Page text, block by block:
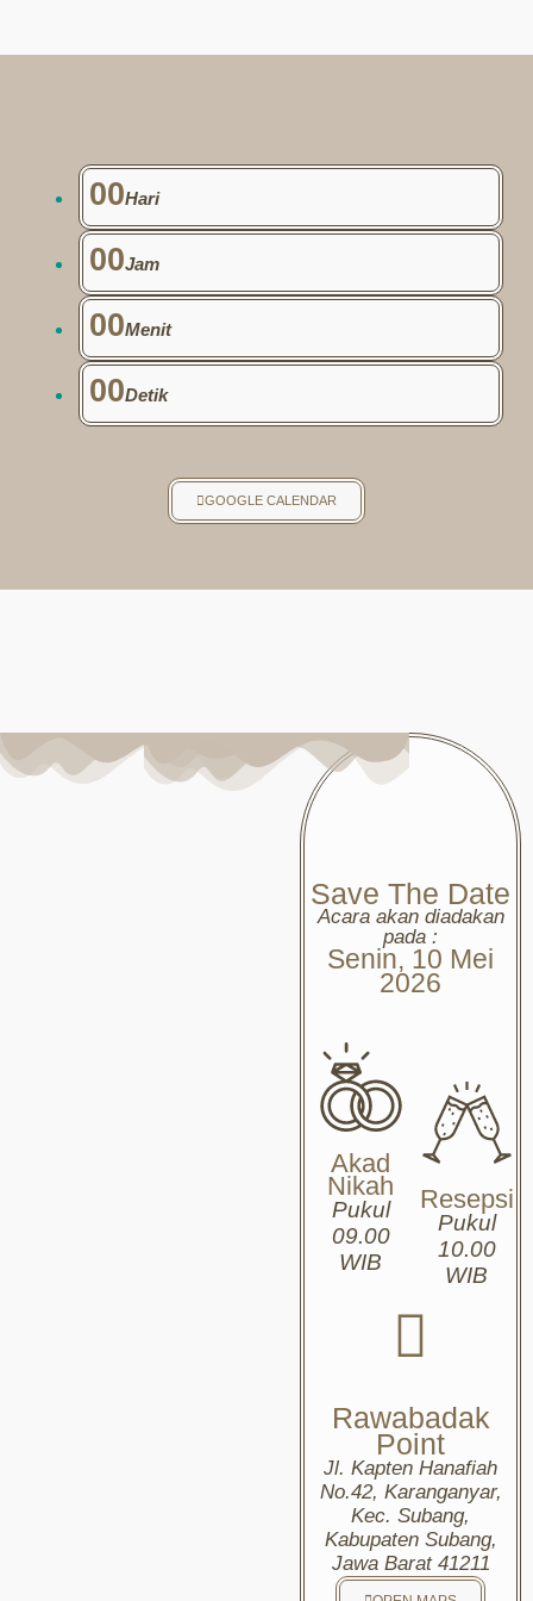
00Hari
00Jam
00Menit
00Detik
GOOGLE CALENDAR
Save The Date
Acara akan diadakan
pada :
Senin, 10 Mei
2026
Akad
Nikah
Pukul
09.00
WIB
Resepsi
Pukul
10.00
WIB
Rawabadak
Point
Jl. Kapten Hanafiah
No.42, Karanganyar,
Kec. Subang,
Kabupaten Subang,
Jawa Barat 41211